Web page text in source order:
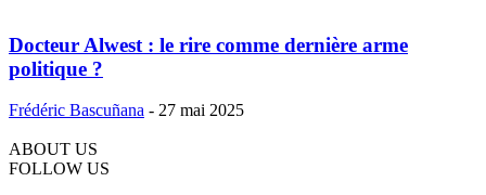
Docteur Alwest : le rire comme dernière arme
politique ?
Frédéric Bascuñana - 27 mai 2025
ABOUT US
FOLLOW US